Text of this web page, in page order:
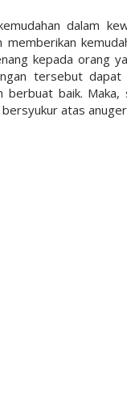
dalam
kepada orang
tersebut dapat
baik. Maka,
atas